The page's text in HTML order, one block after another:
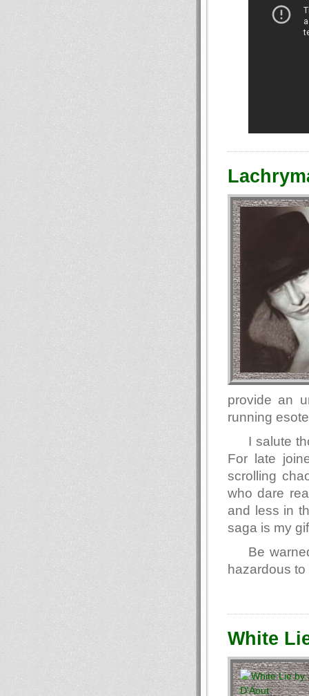
provide an
running
I salute
For late
scrolling
who dare
and less in
saga is my
Be
hazardous
White